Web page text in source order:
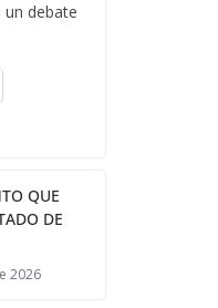
un debate
QUE
DE
2026